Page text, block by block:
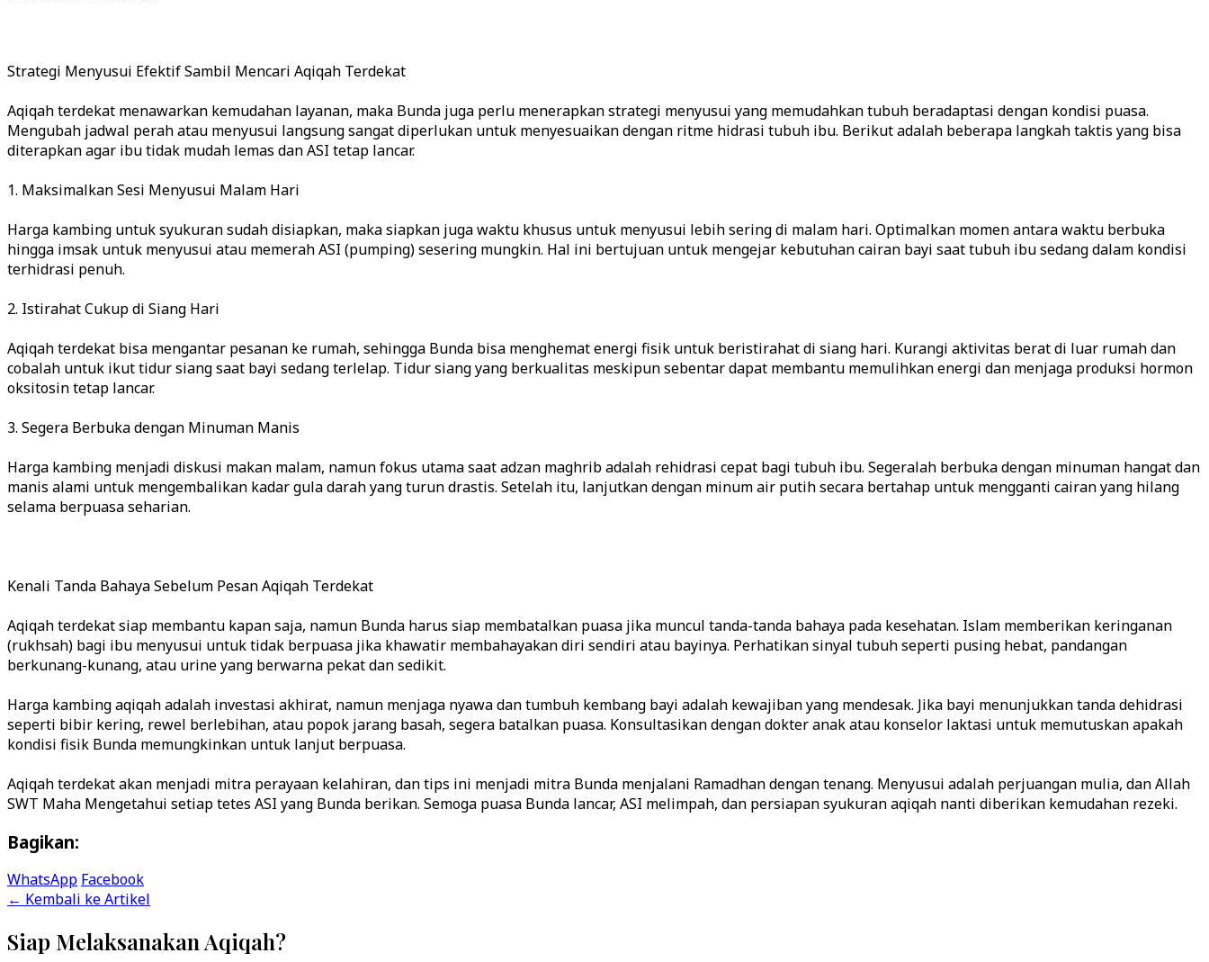
Strategi Menyusui Efektif Sambil Mencari Aqiqah Terdekat
Aqiqah terdekat menawarkan kemudahan layanan, maka Bunda juga perlu menerapkan strategi menyusui yang memudahkan tubuh beradaptasi dengan kondisi puasa.
Mengubah jadwal perah atau menyusui langsung sangat diperlukan untuk menyesuaikan dengan ritme hidrasi tubuh ibu. Berikut adalah beberapa langkah taktis yang bisa
diterapkan agar ibu tidak mudah lemas dan ASI tetap lancar.
1. Maksimalkan Sesi Menyusui Malam Hari
Harga kambing untuk syukuran sudah disiapkan, maka siapkan juga waktu khusus untuk menyusui lebih sering di malam hari. Optimalkan momen antara waktu berbuka
hingga imsak untuk menyusui atau memerah ASI (pumping) sesering mungkin. Hal ini bertujuan untuk mengejar kebutuhan cairan bayi saat tubuh ibu sedang dalam kondisi
terhidrasi penuh.
2. Istirahat Cukup di Siang Hari
Aqiqah terdekat bisa mengantar pesanan ke rumah, sehingga Bunda bisa menghemat energi fisik untuk beristirahat di siang hari. Kurangi aktivitas berat di luar rumah dan
cobalah untuk ikut tidur siang saat bayi sedang terlelap. Tidur siang yang berkualitas meskipun sebentar dapat membantu memulihkan energi dan menjaga produksi hormon
oksitosin tetap lancar.
3. Segera Berbuka dengan Minuman Manis
Harga kambing menjadi diskusi makan malam, namun fokus utama saat adzan maghrib adalah rehidrasi cepat bagi tubuh ibu. Segeralah berbuka dengan minuman hangat dan
manis alami untuk mengembalikan kadar gula darah yang turun drastis. Setelah itu, lanjutkan dengan minum air putih secara bertahap untuk mengganti cairan yang hilang
selama berpuasa seharian.
Kenali Tanda Bahaya Sebelum Pesan Aqiqah Terdekat
Aqiqah terdekat siap membantu kapan saja, namun Bunda harus siap membatalkan puasa jika muncul tanda-tanda bahaya pada kesehatan. Islam memberikan keringanan
(rukhsah) bagi ibu menyusui untuk tidak berpuasa jika khawatir membahayakan diri sendiri atau bayinya. Perhatikan sinyal tubuh seperti pusing hebat, pandangan
berkunang-kunang, atau urine yang berwarna pekat dan sedikit.
Harga kambing aqiqah adalah investasi akhirat, namun menjaga nyawa dan tumbuh kembang bayi adalah kewajiban yang mendesak. Jika bayi menunjukkan tanda dehidrasi
seperti bibir kering, rewel berlebihan, atau popok jarang basah, segera batalkan puasa. Konsultasikan dengan dokter anak atau konselor laktasi untuk memutuskan apakah
kondisi fisik Bunda memungkinkan untuk lanjut berpuasa.
Aqiqah terdekat akan menjadi mitra perayaan kelahiran, dan tips ini menjadi mitra Bunda menjalani Ramadhan dengan tenang. Menyusui adalah perjuangan mulia, dan Allah
Bagikan:
WhatsApp Facebook
← Kembali ke Artikel
Siap Melaksanakan Aqiqah?